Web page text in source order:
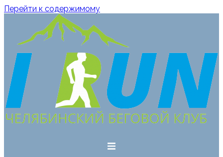
Перейти к содержимому